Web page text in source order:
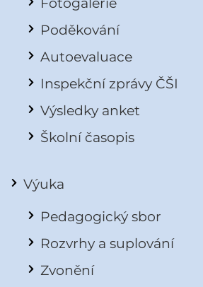
Poděkování
Autoevaluace
Inspekční zprávy ČŠI
Výsledky anket
Školní časopis
Výuka
Pedagogický sbor
Rozvrhy a suplování
Zvonění